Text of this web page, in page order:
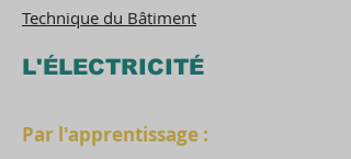
Technique du Bâtiment
L'ÉLECTRICITÉ
Par l'apprentissage :